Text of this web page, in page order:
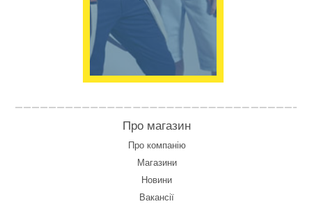
Про магазин
Про компанію
Магазини
Новини
Вакансії